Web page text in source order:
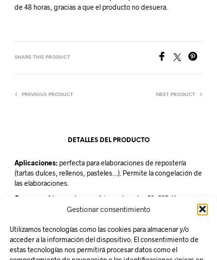
Gestionar consentimiento
Utilizamos tecnologías como las cookies para almacenar y/o
acceder a la información del dispositivo. El consentimiento de
estas tecnologías nos permitirá procesar datos como el
de 48 horas, gracias a que el producto no desuera.
SHARE THIS PRODUCT
PREVIOUS PRODUCT NEXT PRODUCT
DETALLES DEL PRODUCTO
Aplicaciones: perfecta para elaboraciones de repostería
(tartas dulces, rellenos, pasteles…). Permite la congelación de
las elaboraciones.
Conservación:
mantener refrigerado entre 2º y6ºC. Una vez
abierto consumir en 4 días como máximo